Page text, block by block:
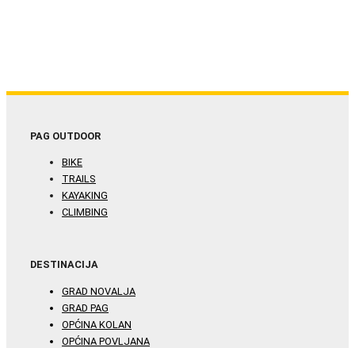
PAG OUTDOOR
BIKE
TRAILS
KAYAKING
CLIMBING
DESTINACIJA
GRAD NOVALJA
GRAD PAG
OPĆINA KOLAN
OPĆINA POVLJANA